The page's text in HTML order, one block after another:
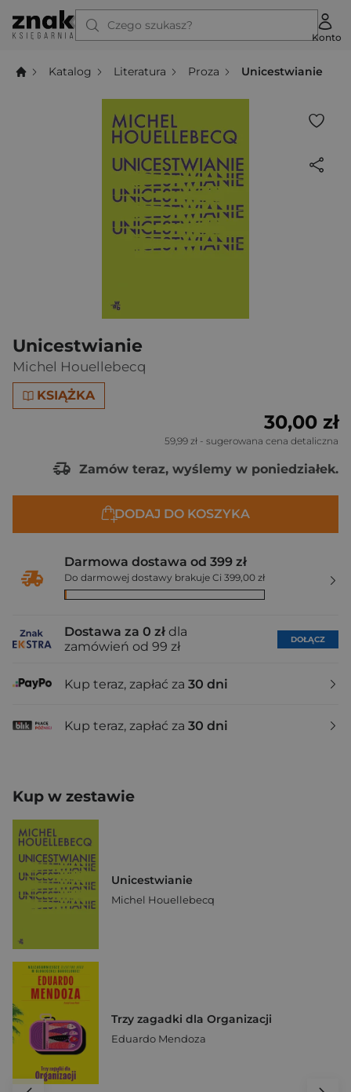
Czego szukasz?
Konto
Katalog Literatura Proza Unicestwianie
Unicestwianie
Michel Houellebecq
KSIĄŻKA
30,00 zł
59,99 zł - sugerowana cena detaliczna
Zamów teraz, wyślemy w poniedziałek.
DODAJ DO KOSZYKA
Darmowa dostawa od 399 zł
Do darmowej dostawy brakuje Ci 399,00 zł
Dostawa za 0 zł dla
zamówień od 99 zł
DOŁĄCZ
Kup teraz, zapłać za 30 dni
Kup teraz, zapłać za 30 dni
Kup w zestawie
Unicestwianie
Michel Houellebecq
Trzy zagadki dla Organizacji
Eduardo Mendoza